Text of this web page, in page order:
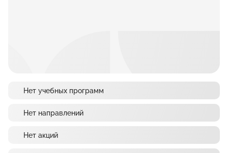
Нет учебных программ
Нет направлений
Нет акций